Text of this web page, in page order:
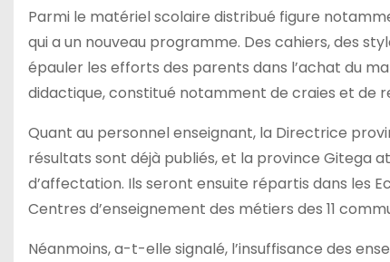
Parmi le matériel scolaire distribué figure
qui a un nouveau programme. Des cahiers, des
épauler les efforts des parents dans l’achat du
didactique, constitué notamment de craies et de
Quant au personnel enseignant, la Directrice
résultats sont déjà publiés, et la province Gitega
d’affectation. Ils seront ensuite répartis dans les
Centres d’enseignement des métiers des 11
Néanmoins, a-t-elle signalé, l’insuffisance des